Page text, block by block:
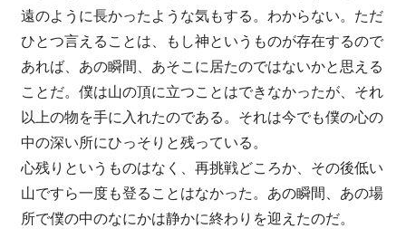
遠のように長かったような気もする。わからない。ただ
ひとつ言えることは、もし神というものが存在するので
あれば、あの瞬間、あそこに居たのではないかと思える
ことだ。僕は山の頂に立つことはできなかったが、それ
以上の物を手に入れたのである。それは今でも僕の心の
中の深い所にひっそりと残っている。
心残りというものはなく、再挑戦どころか、その後低い
山ですら一度も登ることはなかった。あの瞬間、あの場
所で僕の中のなにかは静かに終わりを迎えたのだ。